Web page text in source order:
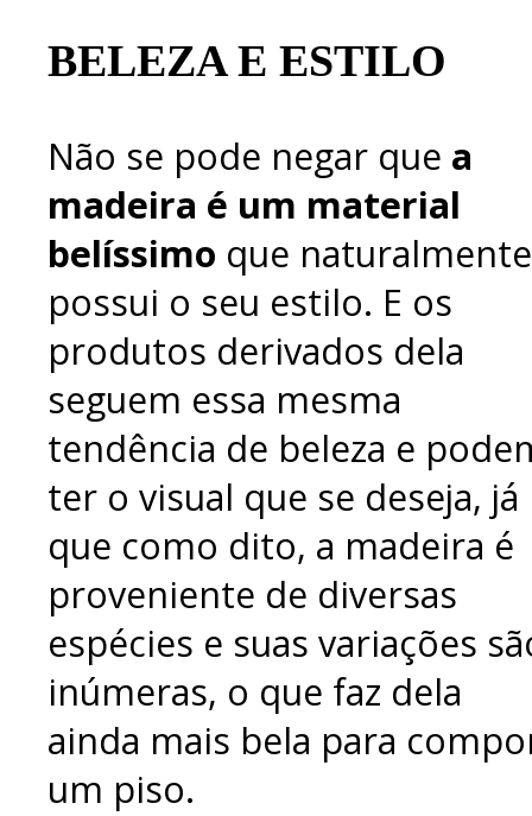
BELEZA E ESTILO
Não se pode negar que a
madeira é um material
belíssimo que naturalmente
possui o seu estilo. E os
produtos derivados dela
seguem essa mesma
tendência de beleza e
ter o visual que se deseja, já
que como dito, a madeira é
proveniente de diversas
espécies e suas variações
inúmeras, o que faz dela
ainda mais bela para
um piso.